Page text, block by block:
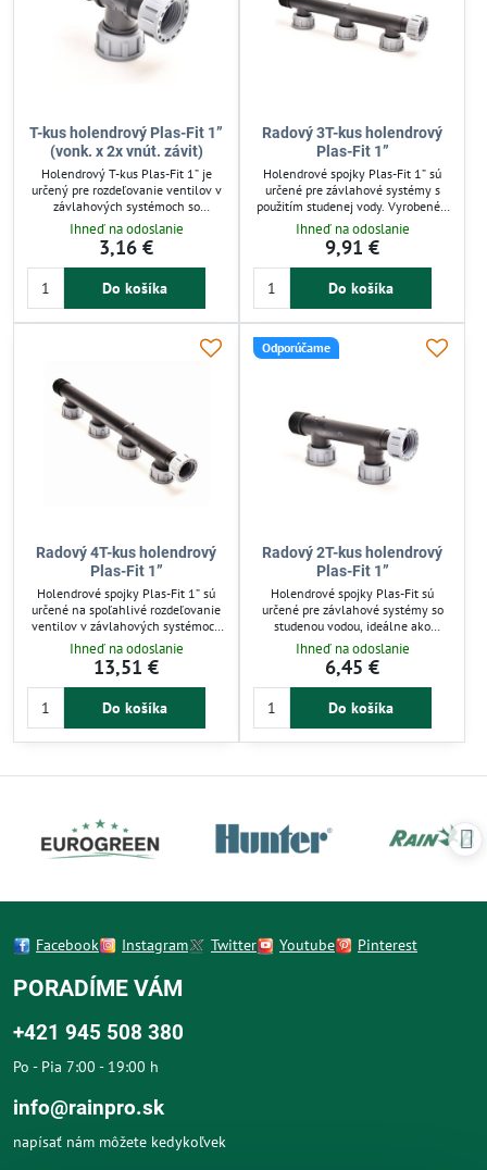
T-kus holendrový Plas-Fit 1”
(vonk. x 2x vnút. závit)
Holendrový T-kus Plas-Fit 1” je
určený pre rozdeľovanie ventilov v
závlahových systémoch so
studenou vodou. Vyrobený z UV
stabilizovaného polypropylénu,
odoláva poveternostným vplyvom a
tlaku do 10 bar. Rýchla montáž bez
náradia zabezpečuje tesné a
záhradnú závlahu.
Ihneď na odoslanie
3,16 €
Do košíka
Radový 3T-kus holendrový
Plas-Fit 1”
Holendrové spojky Plas-Fit 1” sú
určené pre závlahové systémy s
použitím studenej vody. Vyrobené z
UV stabilizovaného polypropylénu
(PP), zaručujú odolnosť proti
poveternostným vplyvom a tlak do
10 bar. Spojenie je rýchle a
bezpečné vďaka gumovým
rozdeľovače. Ideálne pre spoľahlivé
a ľahko udržiavateľné zavlažovanie
záhrady.
Ihneď na odoslanie
9,91 €
Do košíka
Radový 4T-kus holendrový
Plas-Fit 1”
Holendrové spojky Plas-Fit 1” sú
určené na spoľahlivé rozdeľovanie
ventilov v závlahových systémoch
so studenou vodou. Vyrobené z UV
stabilizovaného polypropylénu
odolávajú poveternostným vplyvom
a tlaku do 10 bar. Rýchla montáž
bez náradia vďaka gumovému
Vhodné pre záhradné zavlažovanie
Ihneď na odoslanie
13,51 €
Do košíka
Odporúčame
Radový 2T-kus holendrový
Plas-Fit 1”
Holendrové spojky Plas-Fit sú
určené pre závlahové systémy so
studenou vodou, ideálne ako
ventilové rozdeľovače. Vyrobené z
UV stabilizovaného polypropylénu
odolávajú poveternostným vplyvom
a chemikáliám. Rýchla montáž bez
náradia a spoľahlivé tesnenie
pre tlak do 10 bar, s možnosťou
Ihneď na odoslanie
6,45 €
Do košíka
Facebook Instagram Twitter Youtube Pinterest
PORADÍME VÁM
+421 945 508 380
Po - Pia 7:00 - 19:00 h
info@rainpro.sk
napísať nám môžete kedykoľvek